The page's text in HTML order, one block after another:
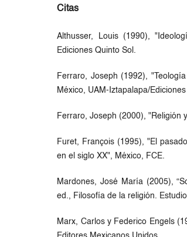
Citas
Althusser, Louis (1990),
Ediciones Quinto Sol.
Ferraro, Joseph (1992),
México, UAM-Iztapalapa/
Ferraro, Joseph (2000), "Religión
Furet, François (1995), "El
en el siglo XX", México, FCE.
Mardones, José María (2005),
ed., Filosofía de la religión.
Marx, Carlos y Federico Engels